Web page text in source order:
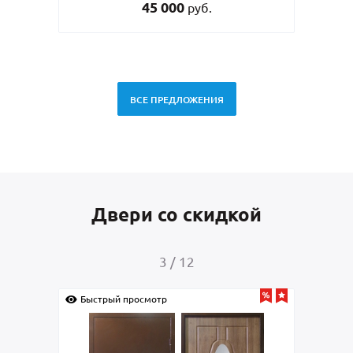
33 000 руб.
ВСЕ ПРЕДЛОЖЕНИЯ
Двери со скидкой
4 / 12
Быстрый просмотр